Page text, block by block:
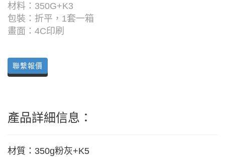
材料：350G+K3
包裝：折平，1套一箱
畫面：4C印刷
聯繫報價
產品詳細信息：
材質：350g粉灰+K5